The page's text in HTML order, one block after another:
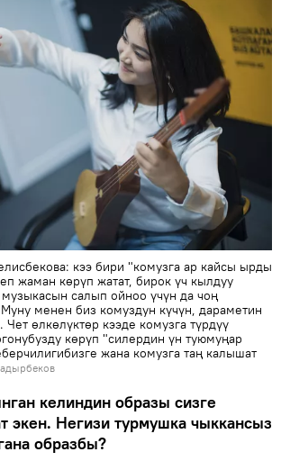
кээ бири "комузга ар кайсы ырды
жаман көрүп жатат, бирок үч кылдуу
музыкасын салып ойноо үчүн да чоң
менен биз комуздун күчүн, дараметин
өлкөлүктөр кээде комузга түрдүү
көрүп "силердин үн туюмуңар
жана комузга таң калышат
келиндин образы сизге
Негизи турмушка чыккансыз
образбы?